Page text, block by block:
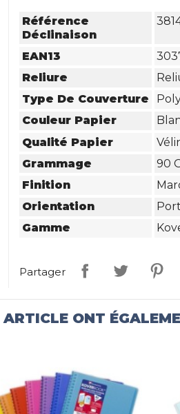
Référence
Déclinaison
EAN13
Reliure
Type De Couverture
Couleur Papier
Qualité Papier
Grammage
90
Finition
Orientation
Gamme
Partager
ONT